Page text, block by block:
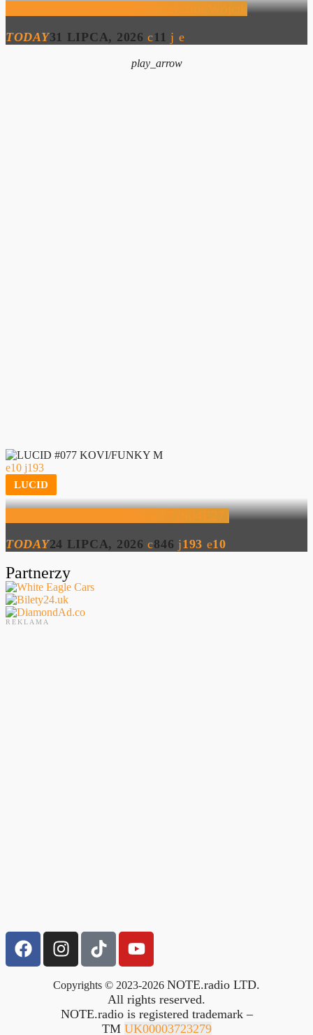
Festiwalowe Radio 2026 – Krzysztof Wójcik
TODAY31 LIPCA, 2026 11
play_arrow
10 193
LUCID
LUCID – KOVI – Wydanie 77 (S04E27)
TODAY24 LIPCA, 2026 846 193 10
Partnerzy
Copyrights © 2023-2026 NOTE.radio LTD.
All rights reserved.
NOTE.radio is registered trademark –
TM UK00003723279